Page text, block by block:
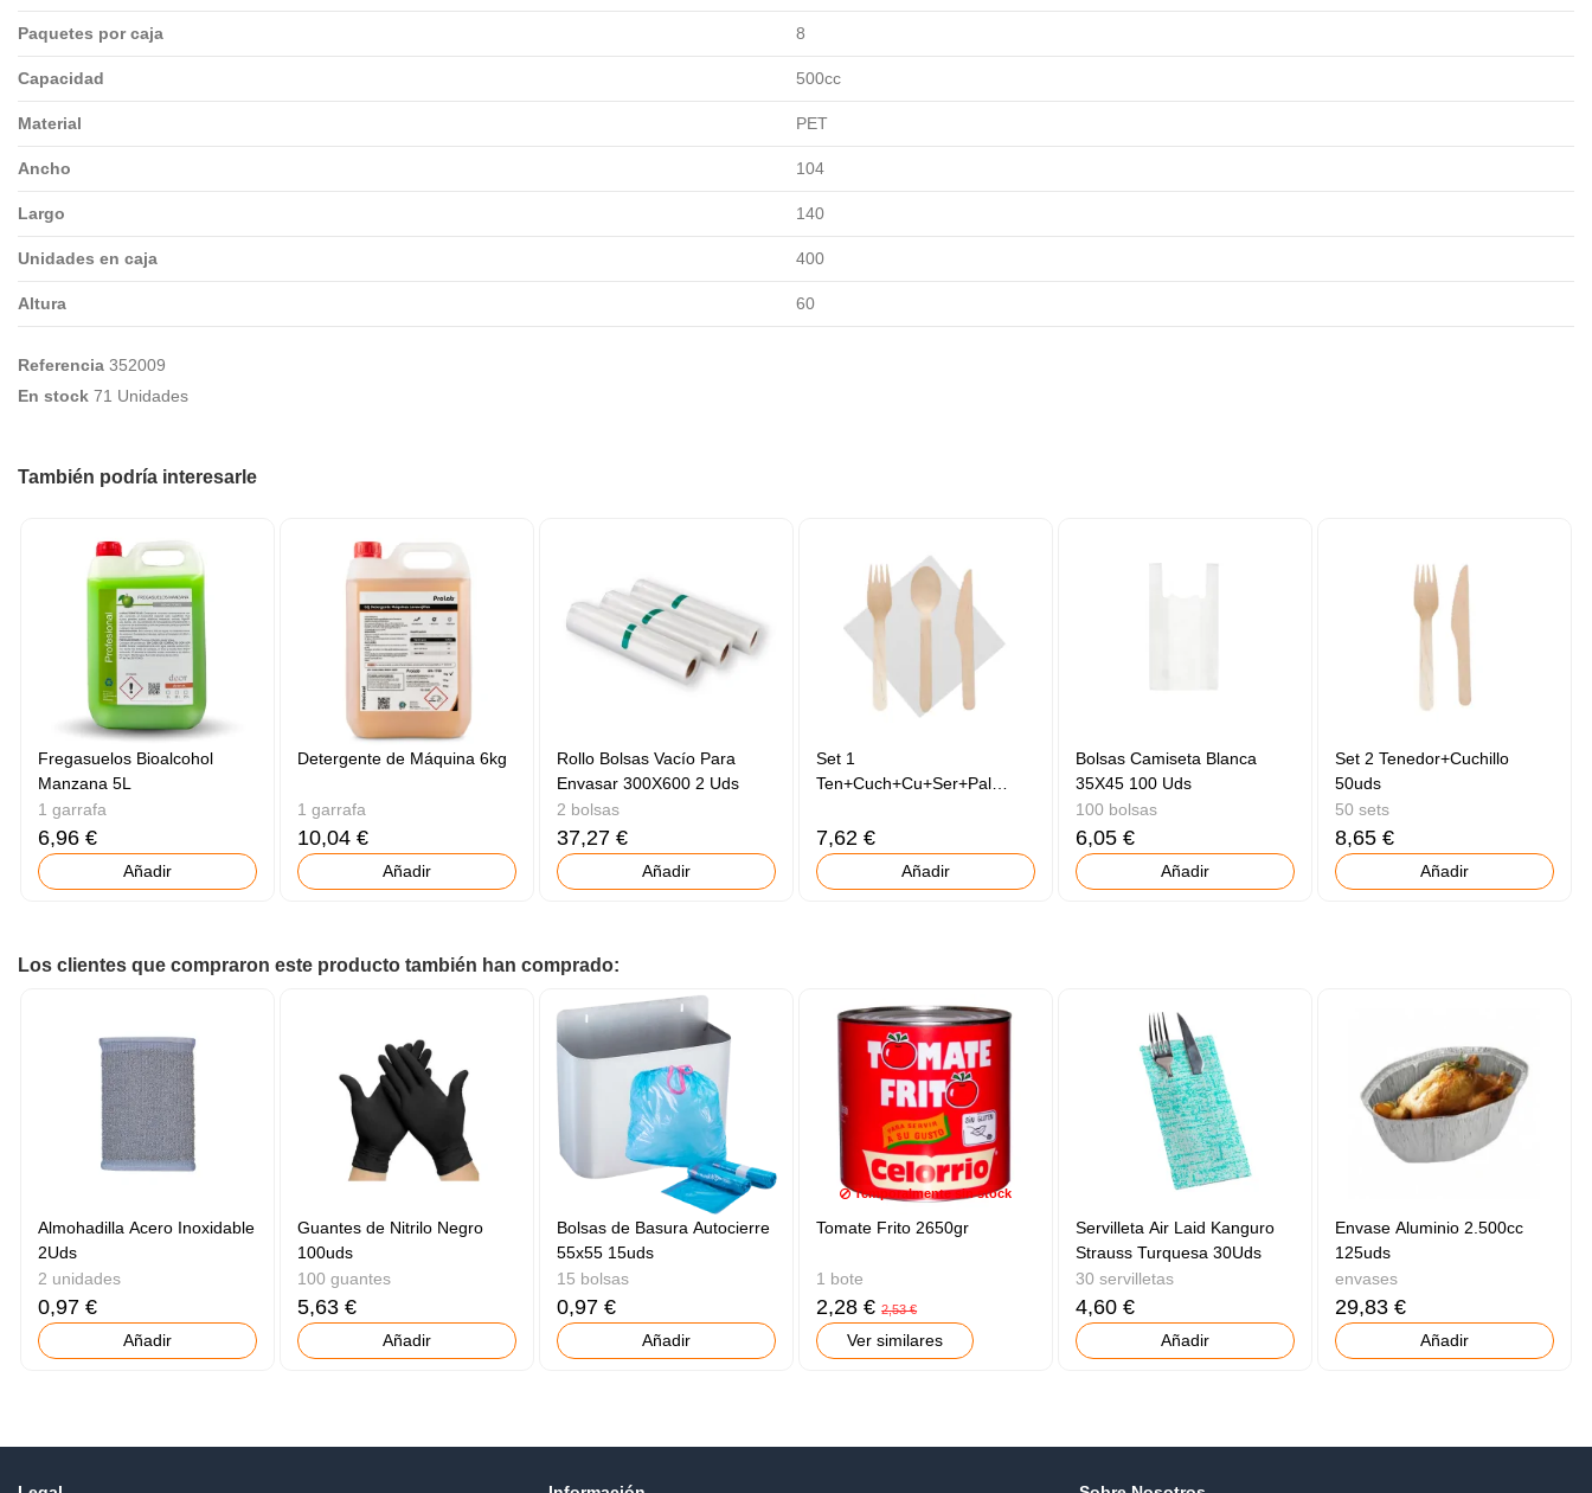
Paquetes por caja 8
Capacidad 500cc
Material PET
Ancho 104
Largo 140
Unidades en caja 400
Altura 60
Referencia 352009
En stock 71 Unidades
También podría interesarle
Fregasuelos Bioalcohol
Manzana 5L
1 garrafa
6,96 €
Añadir
Detergente de Máquina 6kg
1 garrafa
10,04 €
Añadir
Rollo Bolsas Vacío Para
Envasar 300X600 2 Uds
2 bolsas
37,27 €
Añadir
Set 1
Ten+Cuch+Cu+Ser+Pal
7,62 €
Añadir
Bolsas Camiseta Blanca
35X45 100 Uds
100 bolsas
6,05 €
Añadir
Set 2 Tenedor+Cuchillo
50uds
50 sets
8,65 €
Añadir
Los clientes que compraron este producto también han comprado:
Almohadilla Acero Inoxidable
2Uds
2 unidades
0,97 €
Añadir
Guantes de Nitrilo Negro
100uds
100 guantes
5,63 €
Añadir
Bolsas de Basura Autocierre
55x55 15uds
15 bolsas
0,97 €
Añadir
Temporalmente sin stock
Tomate Frito 2650gr
1 bote
2,28 €2,53 €
Ver similares
Servilleta Air Laid Kanguro
Strauss Turquesa 30Uds
30 servilletas
4,60 €
Añadir
Envase Aluminio 2.500cc
125uds
envases
29,83 €
Añadir